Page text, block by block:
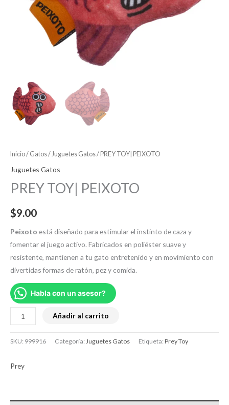
Inicio/ Gatos/ Juguetes Gatos/ PREY TOY| PEIXOTO
Juguetes Gatos
PREY TOY| PEIXOTO
$9.00
Peixoto está diseñado para estimular el instinto de caza y
fomentar el juego activo. Fabricados en poliéster suave y
resistente, mantienen a tu gato entretenido y en movimiento con
divertidas formas de ratón, pez y comida.
Habla con un asesor?
Añadir al carrito
SKU: 999916 Categoría:Juguetes Gatos Etiqueta:Prey Toy
Prey